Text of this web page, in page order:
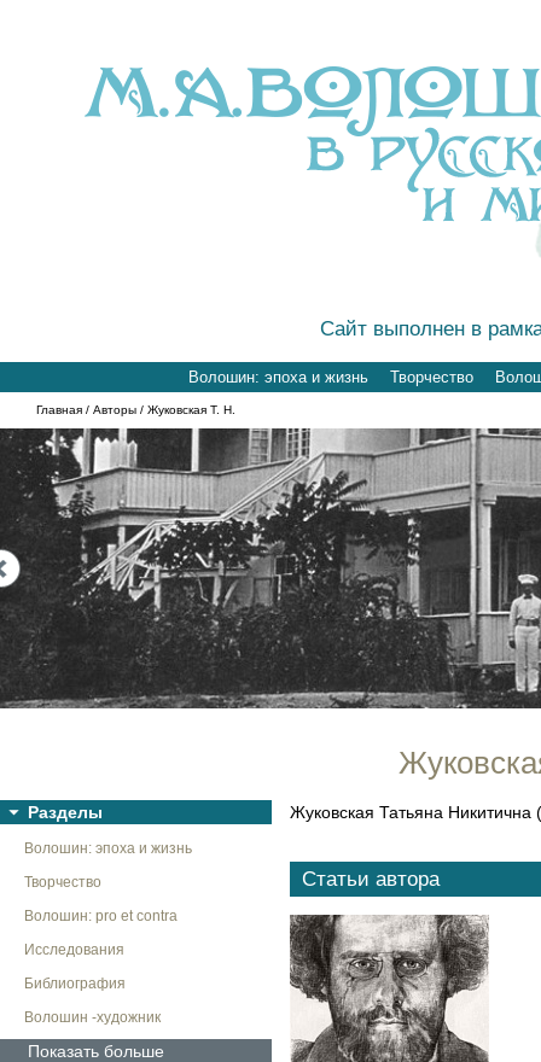
Сайт выполнен в
Волошин: эпоха и жизнь Творчество
Главная / Авторы / Жуковская Т. Н.
Next
Разделы
Волошин: эпоха и жизнь
Творчество
Волошин: pro et contra
Исследования
Библиография
Волошин -художник
Показать больше
Жуковская Татьяна
Статьи автора